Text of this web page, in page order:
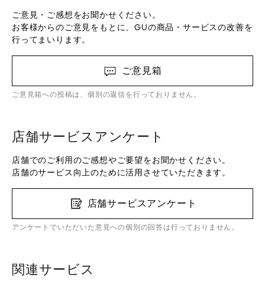
ご意見・ご感想をお聞かせください。
お客様からのご意見をもとに、GUの商品・サービスの改善を
行ってまいります。
ご意見箱
ご意見箱への投稿は、個別の返信を行っておりません。
店舗サービスアンケート
店舗でのご利用のご感想やご要望をお聞かせください。
店舗のサービス向上のために活用させていただきます。
店舗サービスアンケート
アンケートでいただいた意見への個別の回答は行っておりません。
関連サービス